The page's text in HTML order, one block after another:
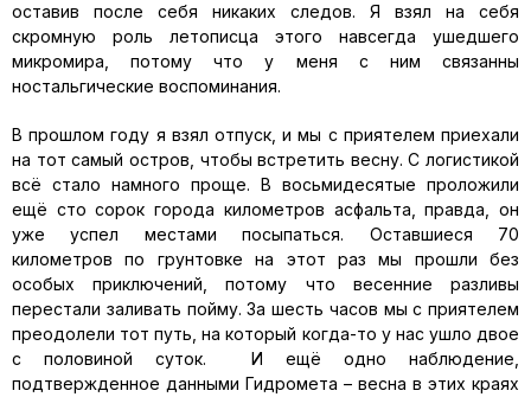
оставив после себя никаких следов. Я взял на себя
скромную роль летописца этого навсегда ушедшего
микромира, потому что у меня с ним связанны
ностальгические воспоминания.
В прошлом году я взял отпуск, и мы с приятелем приехали
на тот самый остров, чтобы встретить весну. С логистикой
всё стало намного проще. В восьмидесятые проложили
ещё сто сорок города километров асфальта, правда, он
уже успел местами посыпаться. Оставшиеся 70
километров по грунтовке на этот раз мы прошли без
особых приключений, потому что весенние разливы
перестали заливать пойму. За шесть часов мы с приятелем
преодолели тот путь, на который когда-то у нас ушло двое
с половиной суток. И ещё одно наблюдение,
подтвержденное данными Гидромета – весна в этих краях